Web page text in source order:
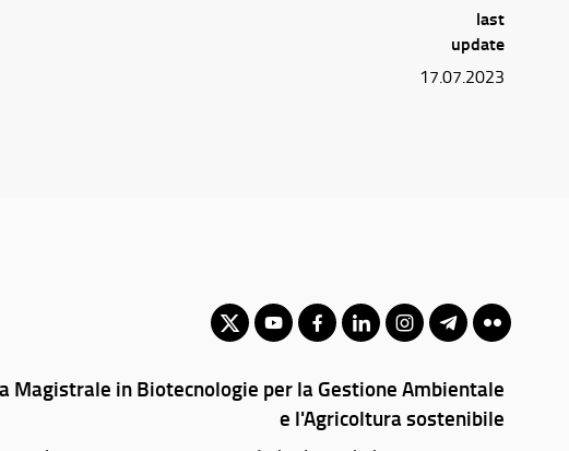
last
update
17.07.2023
Magistrale in Biotecnologie per la Gestione Ambientale
e l'Agricoltura sostenibile